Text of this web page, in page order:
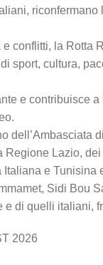
riconfermano
conflitti, la Rotta
sport, cultura,
e contribuisce
dell’Ambasciata
Regione Lazio,
e Tunisina
Sidi Bou
e di quelli italiani,
2026